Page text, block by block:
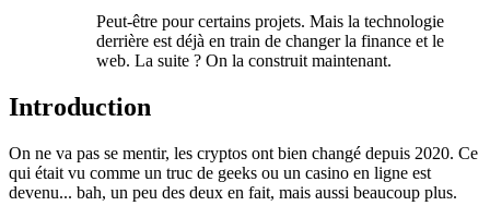
Peut-être pour certains projets. Mais la technologie
derrière est déjà en train de changer la finance et le
web. La suite ? On la construit maintenant.
Introduction
On ne va pas se mentir, les cryptos ont bien changé depuis 2020. Ce
qui était vu comme un truc de geeks ou un casino en ligne est
devenu... bah, un peu des deux en fait, mais aussi beaucoup plus.